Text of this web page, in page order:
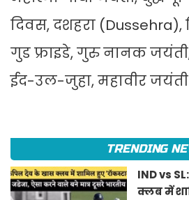
दिवस, दशहरा (Dussehra),
गुड फ्राइडे, गुरु नानक
ईद-उल-जुहा, महावीर जयंती
TRENDING
IND vs
क्लब में